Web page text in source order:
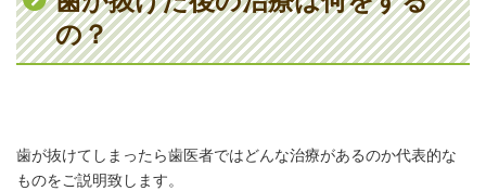
の？
歯が抜けてしまったら歯医者ではどんな治療があるのか代表的な
ものをご説明致します。